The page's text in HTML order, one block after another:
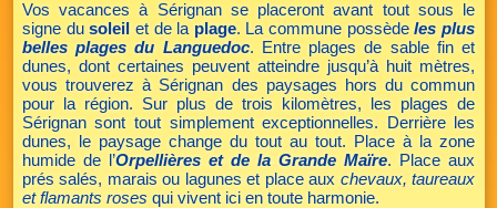
Vos vacances à Sérignan se placeront avant tout sous le
signe dusoleil et de la plage. La commune possèdeles plus
belles plages du Languedoc. Entre plages de sable fin et
dunes, dont certaines peuvent atteindre jusqu’à huit mètres,
vous trouverez à Sérignan des paysages hors du commun
pour la région. Sur plus de trois kilomètres, les plages de
Sérignan sont tout simplement exceptionnelles. Derrière les
dunes, le paysage change du tout au tout. Place à la zone
humide de l’Orpellières et de la Grande Maïre. Place aux
prés salés, marais ou lagunes et place aux chevaux, taureaux
et flamants roses qui vivent ici en toute harmonie.